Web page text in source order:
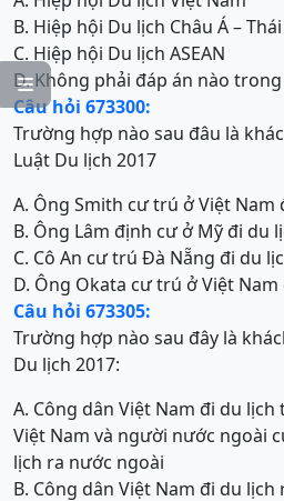

B. Hiệp hội Du lịch Châu Á –
C. Hiệp hội Du lịch ASEAN
D. Không phải đáp án nào
Câu hỏi 673300:
Trường hợp nào sau đâu là
Luật Du lịch 2017
A. Ông Smith cư trú ở Việt Nam
B. Ông Lâm định cư ở Mỹ đi du
C. Cô An cư trú Đà Nẵng đi du
D. Ông Okata cư trú ở Việt Nam
Câu hỏi 673305:
Trường hợp nào sau đây là
Du lịch 2017:
A. Công dân Việt Nam đi du
Việt Nam và người nước ngoài
lịch ra nước ngoài
B. Công dân Việt Nam đi du